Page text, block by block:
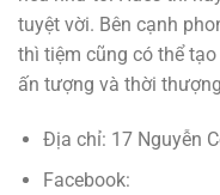
tuyệt vời. Bên cạnh
thì tiệm cũng có thể
ấn tượng và thời
Địa chỉ: 17 Nguyễn
Facebook: